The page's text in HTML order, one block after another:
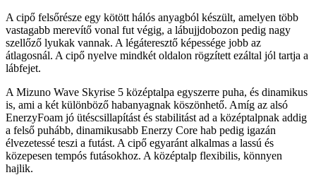
A cipő felsőrésze egy kötött hálós anyagból készült, amelyen több
vastagabb merevítő vonal fut végig, a lábujjdobozon pedig nagy
szellőző lyukak vannak. A légáteresztő képessége jobb az
átlagosnál. A cipő nyelve mindkét oldalon rögzített ezáltal jól tartja a
lábfejet.
A Mizuno Wave Skyrise 5 középtalpa egyszerre puha, és dinamikus
is, ami a két különböző habanyagnak köszönhető. Amíg az alsó
EnerzyFoam jó ütéscsillapítást és stabilitást ad a középtalpnak addig
a felső puhább, dinamikusabb Enerzy Core hab pedig igazán
élvezetessé teszi a futást. A cipő egyaránt alkalmas a lassú és
közepesen tempós futásokhoz. A középtalp flexibilis, könnyen
hajlik.